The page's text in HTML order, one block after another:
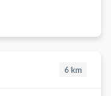
6 km